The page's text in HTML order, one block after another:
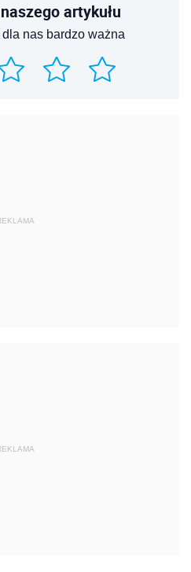
artykułu
nas bardzo ważna